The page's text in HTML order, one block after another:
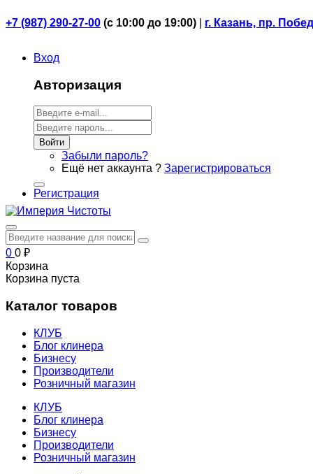
+7 (987) 290-27-00 (с 10:00 до 19:00) г. Казань, пр.
Вход
Авторизация
Войти
Забыли пароль?
Ещё нет аккаунта ? Зарегистрироваться
Регистрация
0 0 ₽
Корзина
Корзина пуста
Каталог товаров
КЛУБ
Блог клинера
Бизнесу
Производители
Розничный магазин
КЛУБ
Блог клинера
Бизнесу
Производители
Розничный магазин